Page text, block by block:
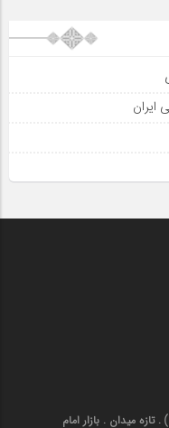
ایران
تازه میدان . بازار امام